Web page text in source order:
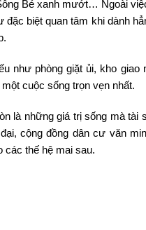
Bé xanh mướt… Ngoài
biệt quan tâm khi dành
như phòng giặt ủi, kho giao
cuộc sống trọn vẹn nhất.
là những giá trị sống mà tài
cộng đồng dân cư văn
các thế hệ mai sau.